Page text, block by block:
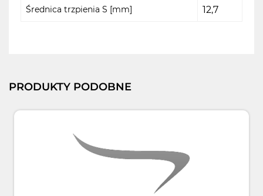
Średnica trzpienia S [mm] 12,7
PRODUKTY PODOBNE